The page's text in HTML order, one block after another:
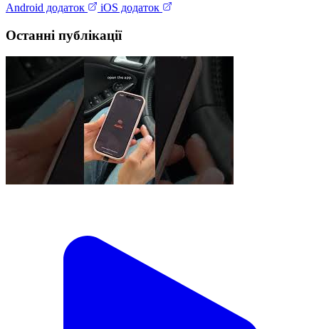
Android додаток iOS додаток
Останні публікації